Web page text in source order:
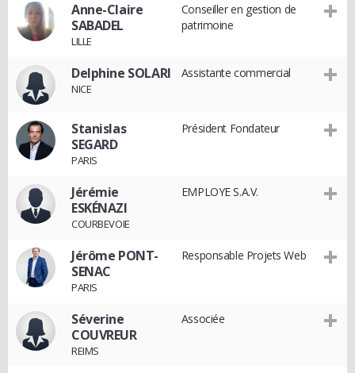
Anne-Claire
SABADEL
LILLE
Conseiller en gestion de
patrimoine
Delphine SOLARI
NICE
Assistante commercial
Stanislas
SEGARD
PARIS
Président Fondateur
Jérémie
ESKÉNAZI
COURBEVOIE
EMPLOYE S.A.V.
Jérôme PONT-
SENAC
PARIS
Responsable Projets Web
Séverine
COUVREUR
REIMS
Associée